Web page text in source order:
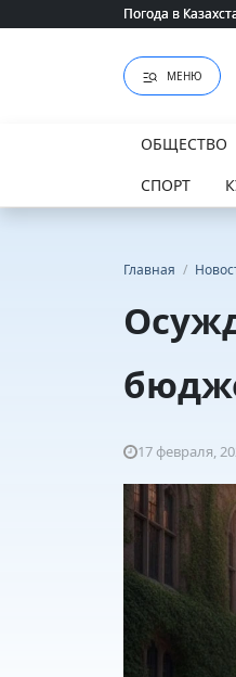
Погода в
Погода в
МЕНЮ
ОБЩЕСТВО
СПОРТ
Главная /
17 февраля,